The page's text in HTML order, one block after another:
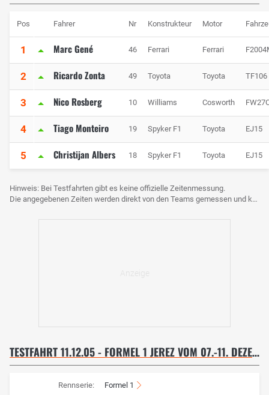
Pos Fahrer Nr Konstrukteur Motor
1 Marc Gené 46 Ferrari Ferrari
2 Ricardo Zonta 49 Toyota Toyota TF106
3 Nico Rosberg 10 Williams Cosworth
4 Tiago Monteiro 19 Spyker F1 Toyota EJ15
5 Christijan Albers 18 Spyker F1 Toyota EJ15
Hinweis: Bei Testfahrten gibt es keine offizielle Zeitenmessung.
Die angegebenen Zeiten werden direkt von den Teams gemessen und können voneinander abweichen.
TESTFAHRT 11.12.05 - FORMEL 1 JEREZ VOM 07.-11. DEZEMBER
Rennserie: Formel 1